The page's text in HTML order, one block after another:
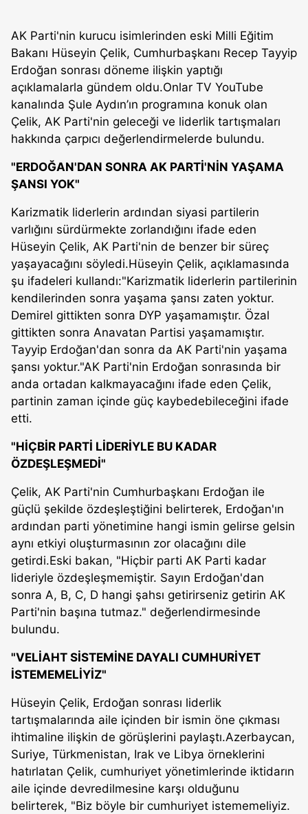
AK Parti'nin kurucu isimlerinden eski Milli Eğitim
Bakanı Hüseyin Çelik, Cumhurbaşkanı Recep Tayyip
Erdoğan sonrası döneme ilişkin yaptığı
açıklamalarla gündem oldu.Onlar TV YouTube
kanalında Şule Aydın’ın programına konuk olan
Çelik, AK Parti'nin geleceği ve liderlik tartışmaları
hakkında çarpıcı değerlendirmelerde bulundu.
"ERDOĞAN'DAN SONRA AK PARTİ'NİN YAŞAMA
ŞANSI YOK"
Karizmatik liderlerin ardından siyasi partilerin
varlığını sürdürmekte zorlandığını ifade eden
Hüseyin Çelik, AK Parti'nin de benzer bir süreç
yaşayacağını söyledi.Hüseyin Çelik, açıklamasında
şu ifadeleri kullandı:"Karizmatik liderlerin partilerinin
kendilerinden sonra yaşama şansı zaten yoktur.
Demirel gittikten sonra DYP yaşamamıştır. Özal
gittikten sonra Anavatan Partisi yaşamamıştır.
Tayyip Erdoğan'dan sonra da AK Parti'nin yaşama
şansı yoktur."AK Parti'nin Erdoğan sonrasında bir
anda ortadan kalkmayacağını ifade eden Çelik,
partinin zaman içinde güç kaybedebileceğini ifade
etti.
"HİÇBİR PARTİ LİDERİYLE BU KADAR
ÖZDEŞLEŞMEDİ"
Çelik, AK Parti'nin Cumhurbaşkanı Erdoğan ile
güçlü şekilde özdeşleştiğini belirterek, Erdoğan'ın
ardından parti yönetimine hangi ismin gelirse gelsin
aynı etkiyi oluşturmasının zor olacağını dile
getirdi.Eski bakan, "Hiçbir parti AK Parti kadar
lideriyle özdeşleşmemiştir. Sayın Erdoğan'dan
sonra A, B, C, D hangi şahsı getirirseniz getirin AK
Parti'nin başına tutmaz." değerlendirmesinde
bulundu.
"VELİAHT SİSTEMİNE DAYALI CUMHURİYET
İSTEMEMELİYİZ"
Hüseyin Çelik, Erdoğan sonrası liderlik
tartışmalarında aile içinden bir ismin öne çıkması
ihtimaline ilişkin de görüşlerini paylaştı.Azerbaycan,
Suriye, Türkmenistan, Irak ve Libya örneklerini
hatırlatan Çelik, cumhuriyet yönetimlerinde iktidarın
aile içinde devredilmesine karşı olduğunu
belirterek, "Biz böyle bir cumhuriyet istememeliyiz.